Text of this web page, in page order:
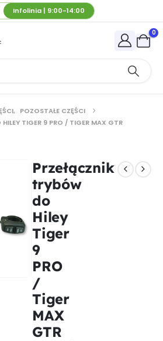
Infolinia | 9:00-14:00
0
, POZOSTAŁE CZĘŚCI
TIGER 9 PRO / TIGER MAX GTR
Przełącznik
trybów
do
Hiley
Tiger
9
PRO
/
Tiger
MAX
GTR